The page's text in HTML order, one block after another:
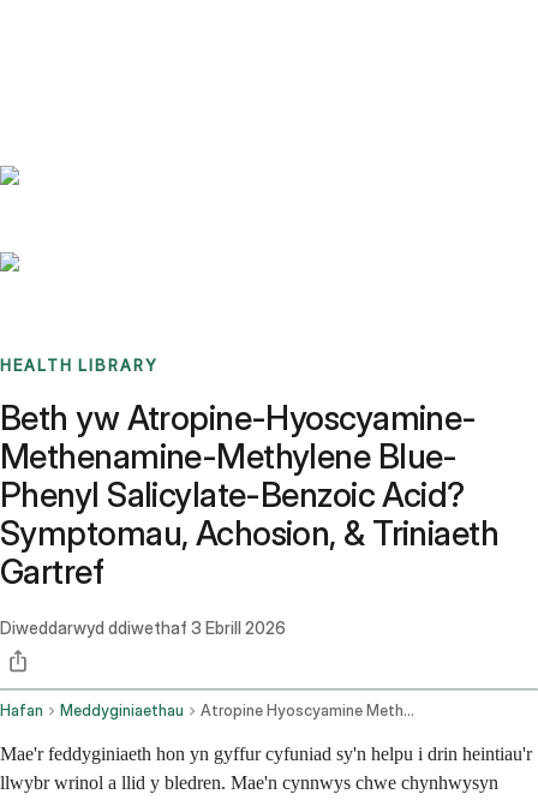
HEALTH LIBRARY
Beth yw Atropine-Hyoscyamine-
Methenamine-Methylene Blue-
Phenyl Salicylate-Benzoic Acid?
Symptomau, Achosion, & Triniaeth
Gartref
Diweddarwyd ddiwethaf 3 Ebrill 2026
Hafan Meddyginiaethau Atropine Hyoscyamine Methenamine Methylene Blue Phenyl Salicylate And Benzoic Acid Oral Route
Mae'r feddyginiaeth hon yn gyffur cyfuniad sy'n helpu i drin heintiau'r
llwybr wrinol a llid y bledren. Mae'n cynnwys chwe chynhwysyn